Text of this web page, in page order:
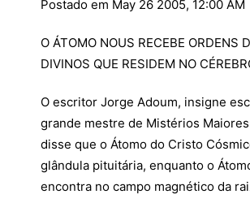
Postado em May 26 2005, 12:00 AM
O ÁTOMO NOUS RECEBE ORDENS
DIVINOS QUE RESIDEM NO
O escritor Jorge Adoum, insigne
grande mestre de Mistérios Maiores
disse que o Átomo do Cristo
glândula pituitária, enquanto o
encontra no campo magnético da